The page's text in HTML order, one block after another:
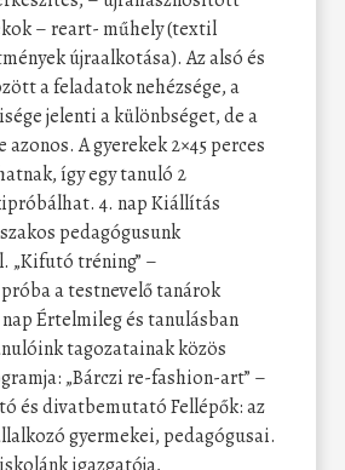
– reart- műhely (textil
újraalkotása). Az alsó és
a feladatok nehézsége, a
jelenti a különbséget, de a
A gyerekek 2×45 perces
így egy tanuló 2
4. nap Kiállítás
pedagógusunk
„Kifutó tréning” –
a testnevelő tanárok
Értelmileg és tanulásban
tagozatainak közös
„Bárczi re-fashion-art” –
és divatbemutató Fellépők: az
gyermekei, pedagógusai.